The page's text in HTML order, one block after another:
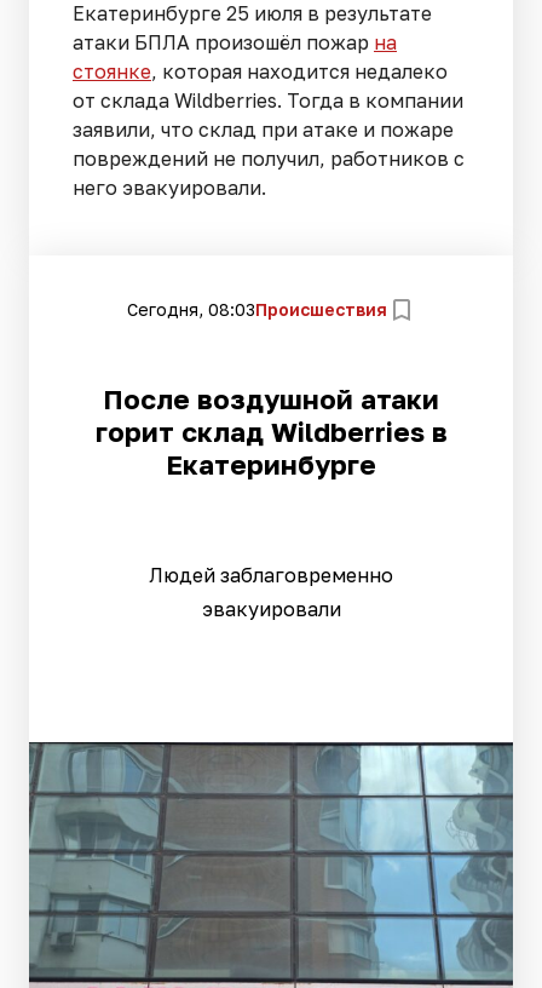
Екатеринбурге 25 июля в результате
атаки БПЛА произошёл пожар на
стоянке, которая находится недалеко
от склада Wildberries. Тогда в компании
заявили, что склад при атаке и пожаре
повреждений не получил, работников с
него эвакуировали.
Сегодня, 08:03Происшествия
После воздушной атаки
горит склад Wildberries в
Екатеринбурге
Людей заблаговременно
эвакуировали